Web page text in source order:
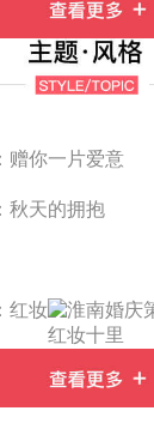
红妆十里